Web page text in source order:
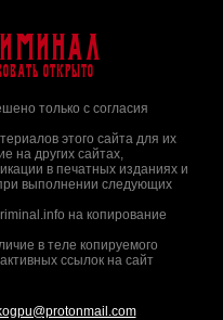
открыто
только с согласия
этого сайта для их
на других сайтах,
в печатных изданиях и
выполнении следующих
на копирование
в теле копируемого
ссылок на сайт